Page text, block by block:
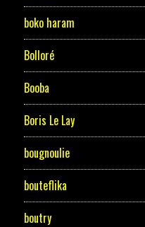
boko haram
Bolloré
Booba
Boris Le Lay
bougnoulie
bouteflika
boutry